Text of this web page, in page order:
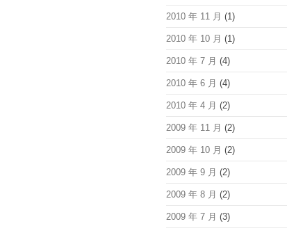
2010 年 11 月 (1)
2010 年 10 月 (1)
2010 年 7 月 (4)
2010 年 6 月 (4)
2010 年 4 月 (2)
2009 年 11 月 (2)
2009 年 10 月 (2)
2009 年 9 月 (2)
2009 年 8 月 (2)
2009 年 7 月 (3)